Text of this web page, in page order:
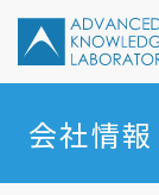
会社情報